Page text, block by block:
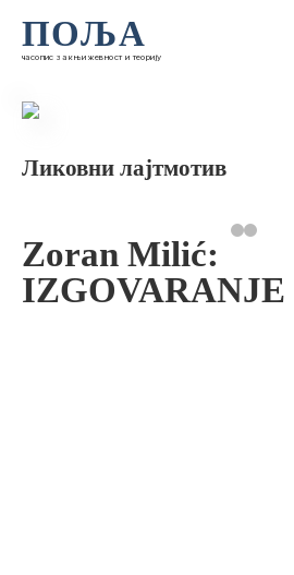
ПОЉА
часопис за књижевност и теорију
Ликовни лајтмотив
Zoran Milić:
IZGOVARANJE